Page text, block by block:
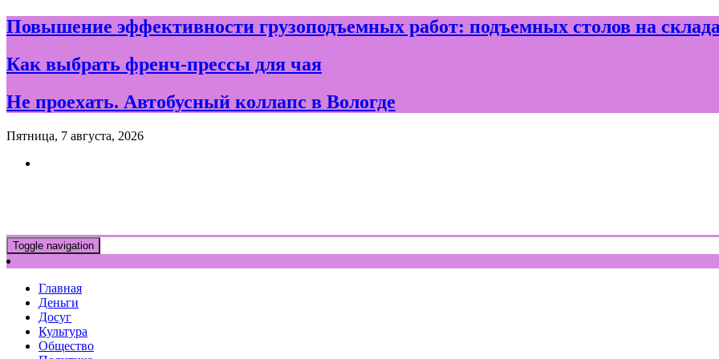
Skip
to
Повышение эффективности грузоподъемных работ: подъемных столов на
Как выбрать френч-прессы для чая
Не проехать. Автобусный коллапс в Вологде
Пятница, 7 августа, 2026
Toggle navigation
Главная
Деньги
Досуг
Культура
Общество